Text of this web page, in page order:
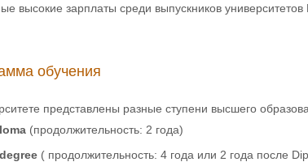
высокие зарплаты среди выпускников
обучения
представлены разные ступени высшего
(продолжительность: 2 года)
( продолжительность: 4 года или 2 года после